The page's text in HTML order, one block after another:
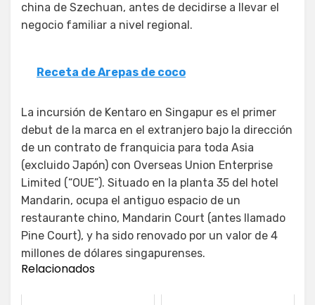
china de Szechuan, antes de decidirse a llevar el
negocio familiar a nivel regional.
Receta de Arepas de coco
La incursión de Kentaro en Singapur es el primer
debut de la marca en el extranjero bajo la dirección
de un contrato de franquicia para toda Asia
(excluido Japón) con Overseas Union Enterprise
Limited (“OUE”). Situado en la planta 35 del hotel
Mandarin, ocupa el antiguo espacio de un
restaurante chino, Mandarin Court (antes llamado
Pine Court), y ha sido renovado por un valor de 4
millones de dólares singapurenses.
Relacionados